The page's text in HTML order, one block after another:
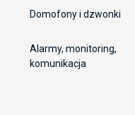
Domofony i dzwonki
Alarmy, monitoring,
komunikacja